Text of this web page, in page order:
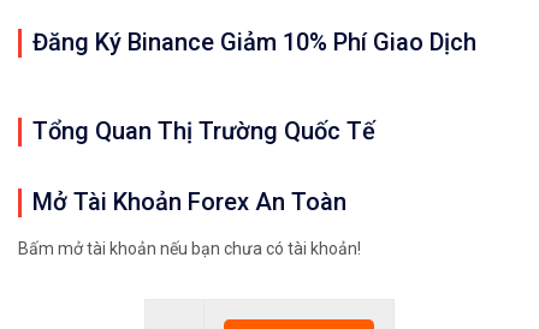
Đăng Ký Binance Giảm 10% Phí Giao Dịch
Tổng Quan Thị Trường Quốc Tế
Mở Tài Khoản Forex An Toàn
Bấm mở tài khoản nếu bạn chưa có tài khoản!